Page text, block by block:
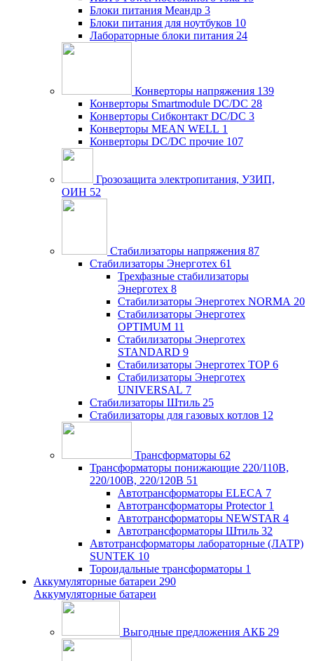
Блоки питания Меандр 3
Блоки питания для ноутбуков 10
Лабораторные блоки питания 24
Конверторы напряжения 139
Конверторы Smartmodule DC/DC 28
Конверторы Сибконтакт DC/DC 3
Конверторы MEAN WELL 1
Конверторы DC/DC прочие 107
Грозозащита электропитания, УЗИП,
ОИН 52
Стабилизаторы напряжения 87
Стабилизаторы Энерготех 61
Трехфазные стабилизаторы
Энерготех 8
Стабилизаторы Энерготех NORMA 20
Стабилизаторы Энерготех
OPTIMUM 11
Стабилизаторы Энерготех
STANDARD 9
Стабилизаторы Энерготех TOP 6
Стабилизаторы Энерготех
UNIVERSAL 7
Стабилизаторы Штиль 25
Стабилизаторы для газовых котлов 12
Трансформаторы 62
Трансформаторы понижающие 220/110В,
220/100В, 220/120В 51
Автотрансформаторы ELECA 7
Автотрансформаторы Protector 1
Автотрансформаторы NEWSTAR 4
Автотрансформаторы Штиль 32
Автотрансформаторы лабораторные (ЛАТР)
SUNTEK 10
Тороидальные трансформаторы 1
Аккумуляторные батареи 290
Аккумуляторные батареи
Выгодные предложения АКБ 29